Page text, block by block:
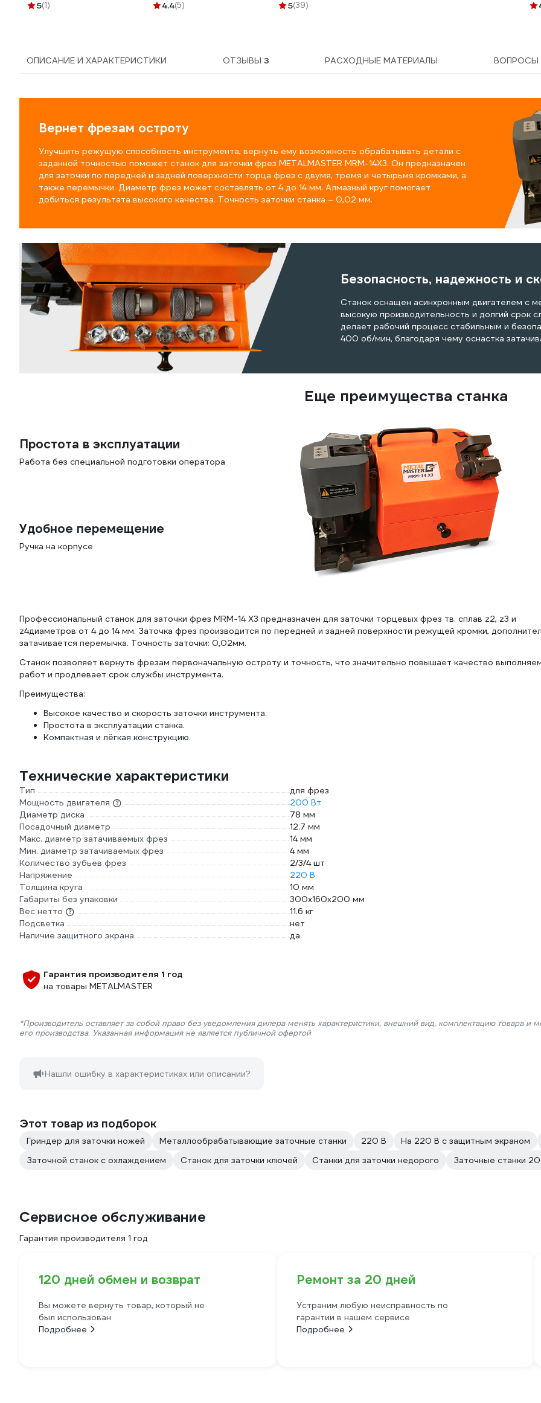
встроеное полотенце
5(1)
4.4(5)
5(39)
ОПИСАНИЕ И ХАРАКТЕРИСТИКИ ОТЗЫВЫ 3 РАСХОДНЫЕ МАТЕРИАЛЫ ВОПРОСЫ
Вернет фрезам остроту
Улучшить режущую способность инструмента, вернуть ему возможность обрабатывать детали с
заданной точностью поможет станок для заточки фрез METALMASTER MRM-14Х3. Он предназначен
для заточки по передней и задней поверхности торца фрез с двумя, тремя и четырьмя кромками, а
также перемычки. Диаметр фрез может составлять от 4 до 14 мм. Алмазный круг помогает
добиться результата высокого качества. Точность заточки станка – 0,02 мм.
Безопасность, надежность и
Станок оснащен асинхронным двигателем с
высокую производительность и долгий срок
делает рабочий процесс стабильным и
400 об/мин, благодаря чему оснастка
Еще преимущества станка
Простота в эксплуатации
Работа без специальной подготовки оператора
Удобное перемещение
Ручка на корпусе
Профессиональный станок для заточки фрез MRM-14 X3 предназначен для заточки торцевых фрез тв. сплав z2, z3 и
z4диаметров от 4 до 14 мм. Заточка фрез производится по передней и задней поверхности режущей кромки,
затачивается перемычка. Точность заточки: 0,02мм.
Станок позволяет вернуть фрезам первоначальную остроту и точность, что значительно повышает качество
работ и продлевает срок службы инструмента.
Преимущества:
Высокое качество и скорость заточки инструмента.
Простота в эксплуатации станка.
Компактная и лёгкая конструкцию.
Технические характеристики
Тип
для фрез
Мощность двигателя
200 Вт
Диаметр диска
78 мм
Посадочный диаметр
12.7 мм
Макс. диаметр затачиваемых фрез
14 мм
Мин. диаметр затачиваемых фрез
4 мм
Количество зубьев фрез
2/3/4 шт
Напряжение
220 В
Толщина круга
10 мм
Габариты без упаковки
300х160х200 мм
Вес нетто
11.6 кг
Подсветка
нет
Наличие защитного экрана
да
Гарантия производителя 1 год
на товары METALMASTER
*Производитель оставляет за собой право без уведомления дилера менять характеристики, внешний вид, комплектацию товара и
его производства. Указанная информация не является публичной офертой
Нашли ошибку в характеристиках или описании?
Этот товар из подборок
Гриндер для заточки ножей Металлообрабатывающие заточные станки 220 В На 220 В с защитным экраном
Заточной станок с охлаждением
Станок для заточки ключей Станки для заточки недорого Заточные станки
Сервисное обслуживание
Гарантия производителя 1 год
120 дней обмен и возврат
Вы можете вернуть товар, который не
был использован
Подробнее
Ремонт за 20 дней
Устраним любую неисправность по
гарантии в нашем сервисе
Подробнее